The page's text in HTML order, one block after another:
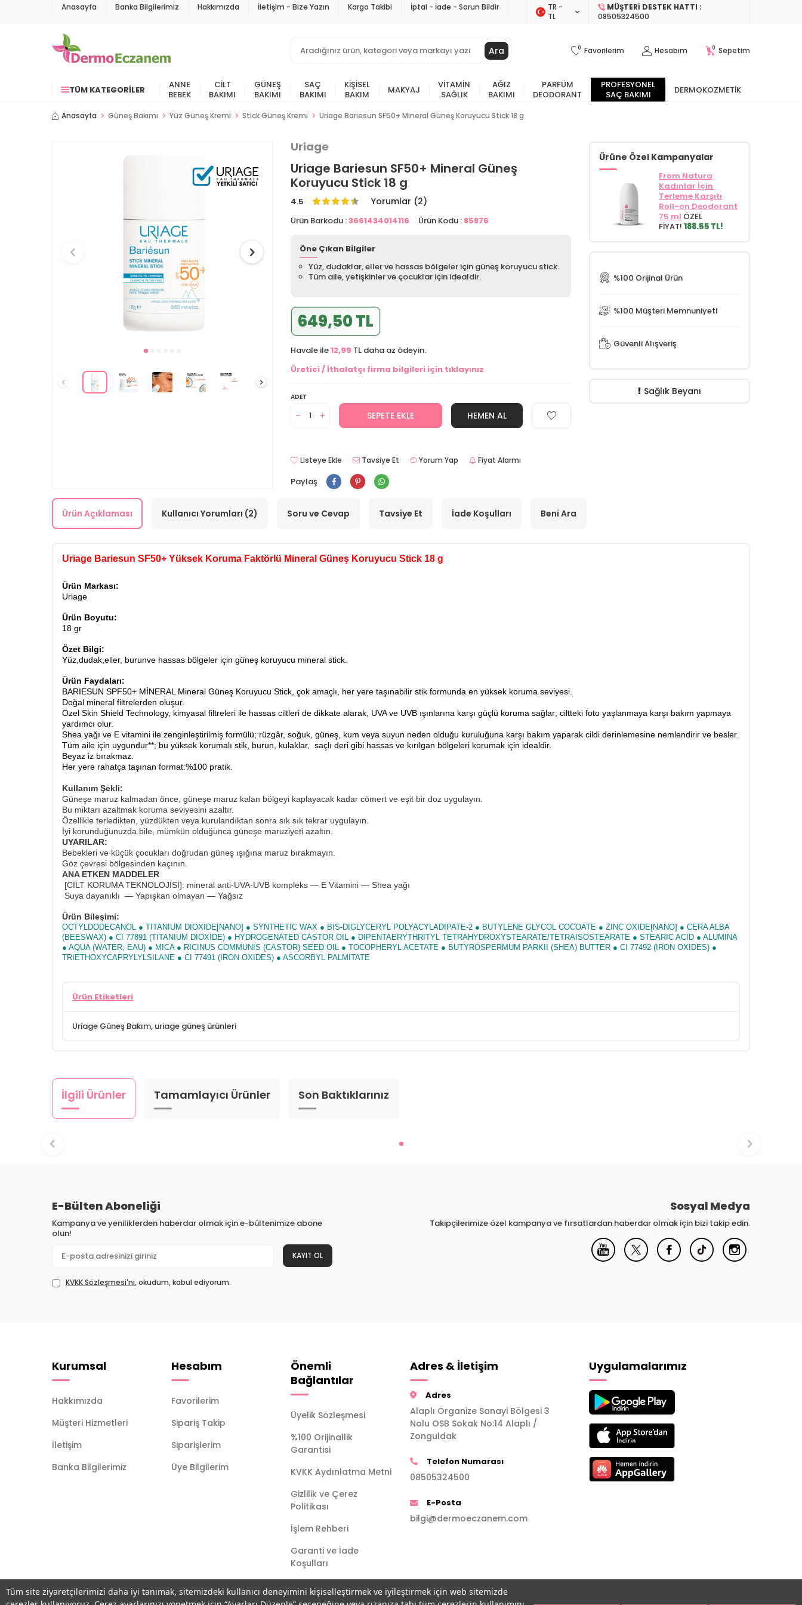
Tüm site ziyaretçilerimizi daha iyi tanımak, sitemizdeki kullanıcı deneyimini kişiselleştirmek ve iyileştirmek için web sitemizde
Anasayfa Banka Bilgilerimiz Hakkımızda İletişim - Bize Yazın Kargo Takibi İptal - İade - Sorun Bildir
TR −
TL
MÜŞTERI DESTEK HATTI :
08505324500
Ara 0 Favorilerim Hesabım 0 Sepetim
TÜM KATEGORILER
ANNE
BEBEK
CILT
BAKIMI
GÜNEŞ
BAKIMI
SAÇ
BAKIMI
KIŞISEL
BAKIM
MAKYAJ
VITAMIN
SAĞLIK
AĞIZ
BAKIMI
PARFÜM
DEODORANT
PROFESYONEL
SAÇ BAKIMI
DERMOKOZMETIK
Anasayfa Güneş Bakımı Yüz Güneş Kremi Stick Güneş Kremi Uriage Bariesun SF50+ Mineral Güneş Koruyucu Stick 18 g
Uriage
Uriage Bariesun SF50+ Mineral Güneş
Koruyucu Stick 18 g
4.5 Yorumlar (2)
Ürün Barkodu :3661434014116 Ürün Kodu : 85876
Öne Çıkan Bilgiler
Yüz, dudaklar, eller ve hassas bölgeler için güneş koruyucu stick.
Tüm aile, yetişkinler ve çocuklar için idealdir.
649,50 TL
Havale ile12,99 TL daha az ödeyin.
Üretici / İthalatçı firma bilgileri için tıklayınız
ADET
SEPETE EKLE HEMEN AL
Listeye Ekle Tavsiye Et Yorum Yap Fiyat Alarmı
Paylaş
Ürüne Özel Kampanyalar
From Natura
Kadınlar İçin
Terleme Karşıtı
Roll-on Deodorant
75 ml ÖZEL
FİYAT! 188.55 TL!
%100 Orijinal Ürün
%100 Müşteri Memnuniyeti
Güvenli Alışveriş
Sağlık Beyanı
Ürün Açıklaması Kullanıcı Yorumları (2) Soru ve Cevap Tavsiye Et İade Koşulları Beni Ara
Uriage Bariesun SF50+ Yüksek Koruma Faktörlü Mineral Güneş Koruyucu Stick 18 g
Ürün Markası:
Uriage
Ürün Boyutu:
18 gr
Özet Bilgi:
Yüz,dudak,eller, burunve hassas bölgeler için güneş koruyucu mineral stick.
Ürün Faydaları:
BARIESUN SPF50+ MİNERAL Mineral Güneş Koruyucu Stick, çok amaçlı, her yere taşınabilir stik formunda en yüksek koruma seviyesi.
Doğal mineral filtrelerden oluşur.
Özel Skin Shield Technology, kimyasal filtreleri ile hassas ciltleri de dikkate alarak, UVA ve UVB ışınlarına karşı güçlü koruma sağlar; ciltteki foto yaşlanmaya karşı bakım yapmaya
yardımcı olur.
Shea yağı ve E vitamini ile zenginleştirilmiş formülü; rüzgâr, soğuk, güneş, kum veya suyun neden olduğu kuruluğuna karşı bakım yaparak cildi derinlemesine nemlendirir ve besler.
Tüm aile için uygundur**; bu yüksek korumalı stik, burun, kulaklar, saçlı deri gibi hassas ve kırılgan bölgeleri korumak için idealdir.
Beyaz iz bırakmaz.
Her yere rahatça taşınan format:%100 pratik.
Kullanım Şekli:
Güneşe maruz kalmadan önce, güneşe maruz kalan bölgeyi kaplayacak kadar cömert ve eşit bir doz uygulayın.
Bu miktarı azaltmak koruma seviyesini azaltır.
Özellikle terledikten, yüzdükten veya kurulandıktan sonra sık sık tekrar uygulayın.
İyi korunduğunuzda bile, mümkün olduğunca güneşe maruziyeti azaltın.
UYARILAR:
Bebekleri ve küçük çocukları doğrudan güneş ışığına maruz bırakmayın.
Göz çevresi bölgesinden kaçının.
ANA ETKEN MADDELER
[CİLT KORUMA TEKNOLOJİSİ]: mineral anti-UVA-UVB kompleks — E Vitamini — Shea yağı
Suya dayanıklı — Yapışkan olmayan — Yağsız
Ürün Bileşimi:
OCTYLDODECANOL ● TITANIUM DIOXIDE[NANO] ● SYNTHETIC WAX ● BIS-DIGLYCERYL POLYACYLADIPATE-2 ● BUTYLENE GLYCOL COCOATE ● ZINC OXIDE[NANO] ● CERA ALBA
(BEESWAX) ● CI 77891 (TITANIUM DIOXIDE) ● HYDROGENATED CASTOR OIL ● DIPENTAERYTHRITYL TETRAHYDROXYSTEARATE/TETRAISOSTEARATE ● STEARIC ACID ● ALUMINA
● AQUA (WATER, EAU) ● MICA ● RICINUS COMMUNIS (CASTOR) SEED OIL ● TOCOPHERYL ACETATE ● BUTYROSPERMUM PARKII (SHEA) BUTTER ● CI 77492 (IRON OXIDES) ●
TRIETHOXYCAPRYLYLSILANE ● CI 77491 (IRON OXIDES) ● ASCORBYL PALMITATE
Ürün Etiketleri
Uriage Güneş Bakım, uriage güneş ürünleri
İlgili Ürünler Tamamlayıcı Ürünler Son Baktıklarınız
E-Bülten Aboneliği
Kampanya ve yeniliklerden haberdar olmak için e-bültenimize abone
olun!
KAYIT OL
KVKK Sözleşmesi'ni, okudum, kabul ediyorum.
Sosyal Medya
Takipçilerimize özel kampanya ve fırsatlardan haberdar olmak için bizi takip edin.
Kurumsal
Hakkımızda
Müşteri Hizmetleri
İletişim
Banka Bilgilerimiz
Hesabım
Favorilerim
Sipariş Takip
Siparişlerim
Üye Bilgilerim
Önemli
Bağlantılar
Üyelik Sözleşmesi
%100 Orijinallik
Garantisi
KVKK Aydınlatma Metni
Gizlilik ve Çerez
Politikası
İşlem Rehberi
Garanti ve İade
Koşulları
Adres & İletişim
Adres
Alaplı Organize Sanayi Bölgesi 3
Nolu OSB Sokak No:14 Alaplı /
Zonguldak
Telefon Numarası
08505324500
E-Posta
bilgi@dermoeczanem.com
Uygulamalarımız